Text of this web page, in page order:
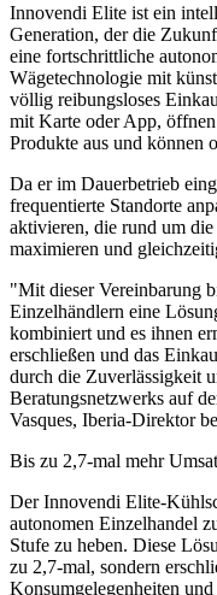
Innovendi Elite ist ein
Generation, der die
eine fortschrittliche
Wägetechnologie mit
völlig reibungsloses
mit Karte oder App,
Produkte aus und können
Da er im Dauerbetrieb
frequentierte Standorte
aktivieren, die rund um
maximieren und
"Mit dieser Vereinbarung
Einzelhändlern eine
kombiniert und es ihnen
erschließen und das
durch die Zuverlässigkeit
Beratungsnetzwerks auf
Vasques, Iberia-Direktor
Bis zu 2,7-mal mehr
Der Innovendi Elite-
autonomen Einzelhandel
Stufe zu heben. Diese
zu 2,7-mal, sondern
Konsumgelegenheiten